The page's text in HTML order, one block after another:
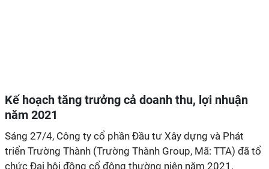
Kế hoạch tăng trưởng cả doanh thu, lợi nhuận
năm 2021
Sáng 27/4, Công ty cổ phần Đầu tư Xây dựng và Phát
triển Trường Thành (Trường Thành Group, Mã: TTA) đã tổ
chức Đại hội đồng cổ đông thường niên năm 2021.